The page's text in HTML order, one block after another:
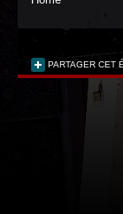
PARTAGER CET